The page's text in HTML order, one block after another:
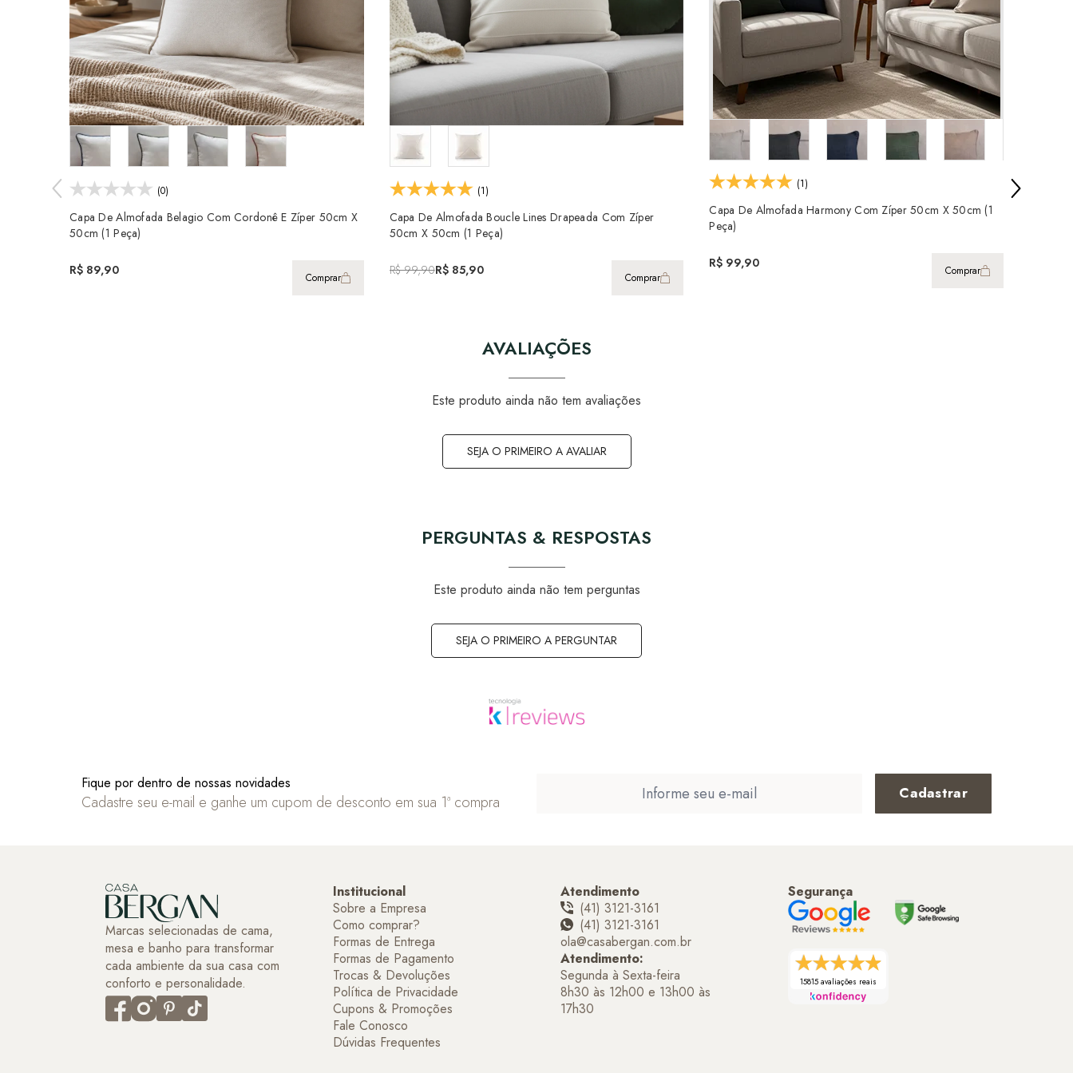
(0)
Capa De Almofada Belagio Com Cordonê E Zíper 50cm X
50cm (1 Peça)
R$ 89,90 Comprar
(1)
Capa De Almofada Boucle Lines Drapeada Com Zíper
50cm X 50cm (1 Peça)
R$ 99,90R$ 85,90 Comprar
(1)
Capa De Almofada Harmony Com Zíper 50cm X 50cm (1
Peça)
R$ 99,90 Comprar
AVALIAÇÕES
Este produto ainda não tem avaliações
SEJA O PRIMEIRO A AVALIAR
PERGUNTAS & RESPOSTAS
Este produto ainda não tem perguntas
SEJA O PRIMEIRO A PERGUNTAR
Fique por dentro de nossas novidades
Cadastre seu e-mail e ganhe um cupom de desconto em sua 1ª compra Cadastrar
Marcas selecionadas de cama,
mesa e banho para transformar
cada ambiente da sua casa com
conforto e personalidade.
Institucional
Sobre a Empresa
Como comprar?
Formas de Entrega
Formas de Pagamento
Trocas & Devoluções
Política de Privacidade
Cupons & Promoções
Fale Conosco
Dúvidas Frequentes
Atendimento
(41) 3121-3161
(41) 3121-3161
ola@casabergan.com.br
Atendimento:
Segunda à Sexta-feira
8h30 às 12h00 e 13h00 às
17h30
Segurança
15815 avaliações reais